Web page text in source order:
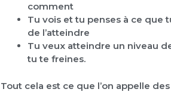
comment
Tu vois et tu penses à ce que
de l’atteindre
Tu veux atteindre un niveau
tu te freines.
Tout cela est ce que l’on appelle